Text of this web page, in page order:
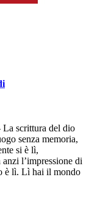
La scrittura del dio
senza memoria,
si è lì,
l’impressione di
è lì. Lì hai il mondo